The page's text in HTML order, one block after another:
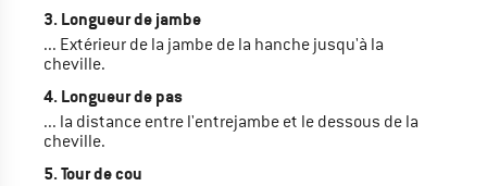
3. Longueur de jambe
... Extérieur de la jambe de la hanche jusqu'à la
cheville.
4. Longueur de pas
... la distance entre l'entrejambe et le dessous de la
cheville.
5. Tour de cou